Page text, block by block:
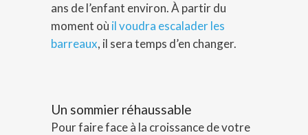
ans de l’enfant environ. À partir du
moment où il voudra escalader les
barreaux, il sera temps d’en changer.
Un sommier réhaussable
Pour faire face à la croissance de votre